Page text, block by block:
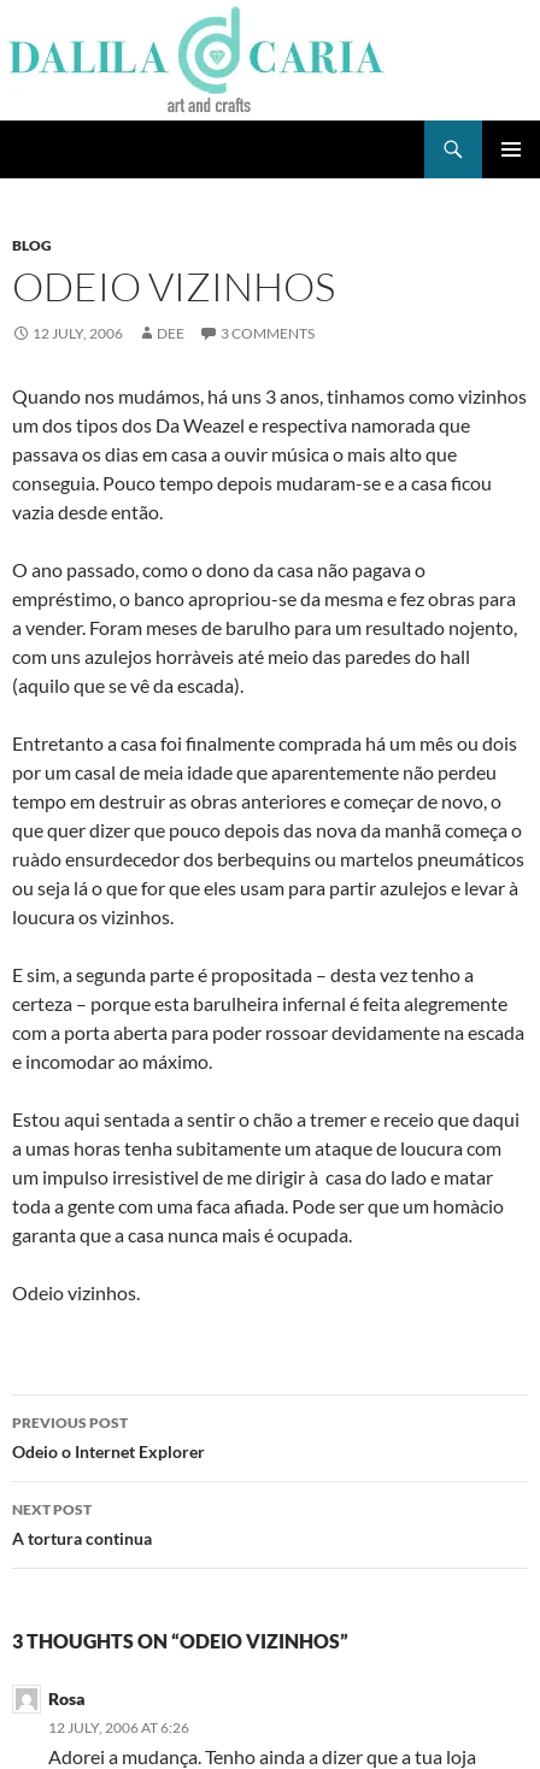
to
content
BLOG
ODEIO VIZINHOS
12 JULY, 2006 DEE 3 COMMENTS
Quando nos mudámos, há uns 3 anos, tinhamos como vizinhos
um dos tipos dos Da Weazel e respectiva namorada que
passava os dias em casa a ouvir música o mais alto que
conseguia. Pouco tempo depois mudaram-se e a casa ficou
vazia desde então.
O ano passado, como o dono da casa não pagava o
empréstimo, o banco apropriou-se da mesma e fez obras para
a vender. Foram meses de barulho para um resultado nojento,
com uns azulejos horrà­veis até meio das paredes do hall
(aquilo que se vê da escada).
Entretanto a casa foi finalmente comprada há um mês ou dois
por um casal de meia idade que aparentemente não perdeu
tempo em destruir as obras anteriores e começar de novo, o
que quer dizer que pouco depois das nova da manhã começa o
ruà­do ensurdecedor dos berbequins ou martelos pneumáticos
ou seja lá o que for que eles usam para partir azulejos e levar à
loucura os vizinhos.
E sim, a segunda parte é propositada – desta vez tenho a
certeza – porque esta barulheira infernal é feita alegremente
com a porta aberta para poder rossoar devidamente na escada
e incomodar ao máximo.
Estou aqui sentada a sentir o chão a tremer e receio que daqui
a umas horas tenha subitamente um ataque de loucura com
um impulso irresistivel de me dirigir à casa do lado e matar
toda a gente com uma faca afiada. Pode ser que um homà­cio
garanta que a casa nunca mais é ocupada.
Odeio vizinhos.
Post
navigation
PREVIOUS POST
Odeio o Internet Explorer
NEXT POST
A tortura continua
3 THOUGHTS ON “ODEIO VIZINHOS”
Rosa
12 JULY, 2006 AT 6:26
Adorei a mudança. Tenho ainda a dizer que a tua loja